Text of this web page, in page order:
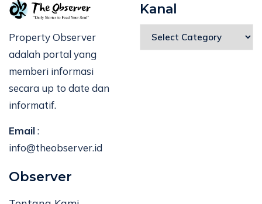
Property Observer
adalah portal yang
memberi informasi
secara up to date dan
informatif.
Email:
info@theobserver.id
Kanal
Observer